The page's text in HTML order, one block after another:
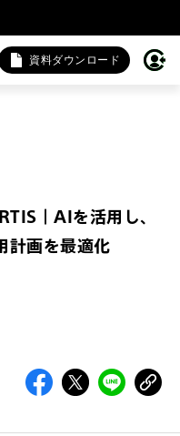
資料ダウンロード
｜AIを活用し、
計画を最適化
問い合わせは以下のボタ
ンからお願いします。